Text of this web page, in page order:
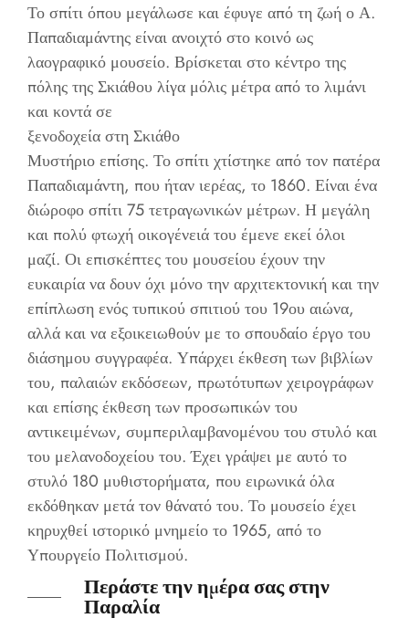
Το σπίτι όπου μεγάλωσε και έφυγε από τη ζωή ο Α.
Παπαδιαμάντης είναι ανοιχτό στο κοινό ως
λαογραφικό μουσείο. Βρίσκεται στο κέντρο της
πόλης της Σκιάθου λίγα μόλις μέτρα από το λιμάνι
και κοντά σε
ξενοδοχεία στη Σκιάθο
Μυστήριο επίσης. Το σπίτι χτίστηκε από τον πατέρα
Παπαδιαμάντη, που ήταν ιερέας, το 1860. Είναι ένα
διώροφο σπίτι 75 τετραγωνικών μέτρων. Η μεγάλη
και πολύ φτωχή οικογένειά του έμενε εκεί όλοι
μαζί. Οι επισκέπτες του μουσείου έχουν την
ευκαιρία να δουν όχι μόνο την αρχιτεκτονική και την
επίπλωση ενός τυπικού σπιτιού του 19ου αιώνα,
αλλά και να εξοικειωθούν με το σπουδαίο έργο του
διάσημου συγγραφέα. Υπάρχει έκθεση των βιβλίων
του, παλαιών εκδόσεων, πρωτότυπων χειρογράφων
και επίσης έκθεση των προσωπικών του
αντικειμένων, συμπεριλαμβανομένου του στυλό και
του μελανοδοχείου του. Έχει γράψει με αυτό το
στυλό 180 μυθιστορήματα, που ειρωνικά όλα
εκδόθηκαν μετά τον θάνατό του. Το μουσείο έχει
κηρυχθεί ιστορικό μνημείο το 1965, από το
Υπουργείο Πολιτισμού.
Περάστε την ημέρα σας στην
Παραλία